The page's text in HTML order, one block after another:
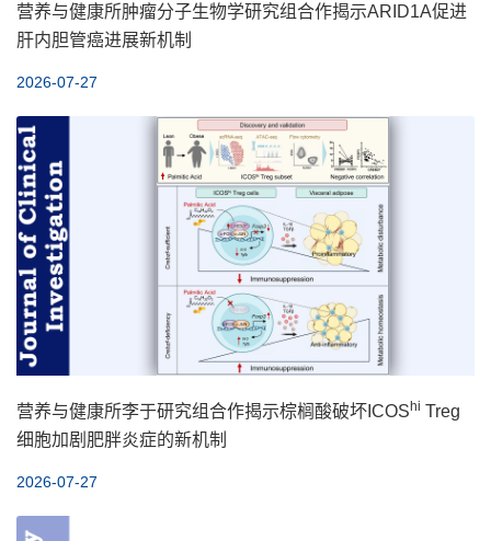
营养与健康所肿瘤分子生物学研究组合作揭示ARID1A促进
肝内胆管癌进展新机制
2026-07-27
营养与健康所李于研究组合作揭示棕榈酸破坏ICOS hi Treg
细胞加剧肥胖炎症的新机制
2026-07-27